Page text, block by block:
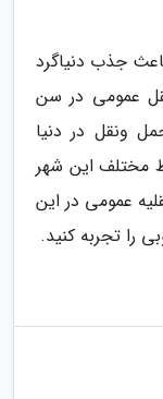
جذب دنیاگرد
عمومی در سن
ونقل در دنیا
مختلف این شهر
عمومی در این
را تجربه کنید.